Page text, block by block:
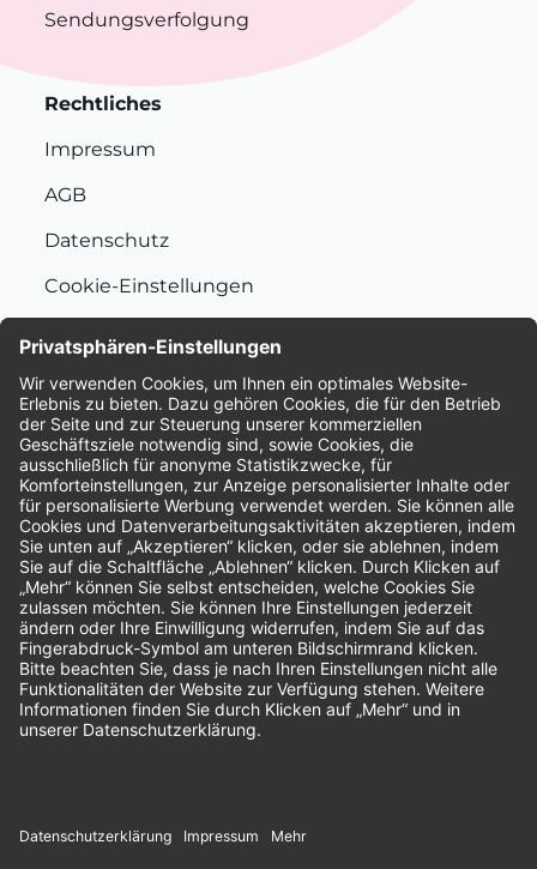
Sendungsverfolgung
Rechtliches
Impressum
AGB
Datenschutz
Cookie-Einstellungen
Bewertungen
Unsere Zahlungsarten: